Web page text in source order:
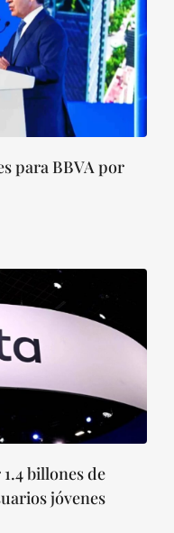
para BBVA por
billones de
jóvenes